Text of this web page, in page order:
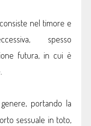
nel timore e
spesso
futura, in cui è
portando la
sessuale in toto,